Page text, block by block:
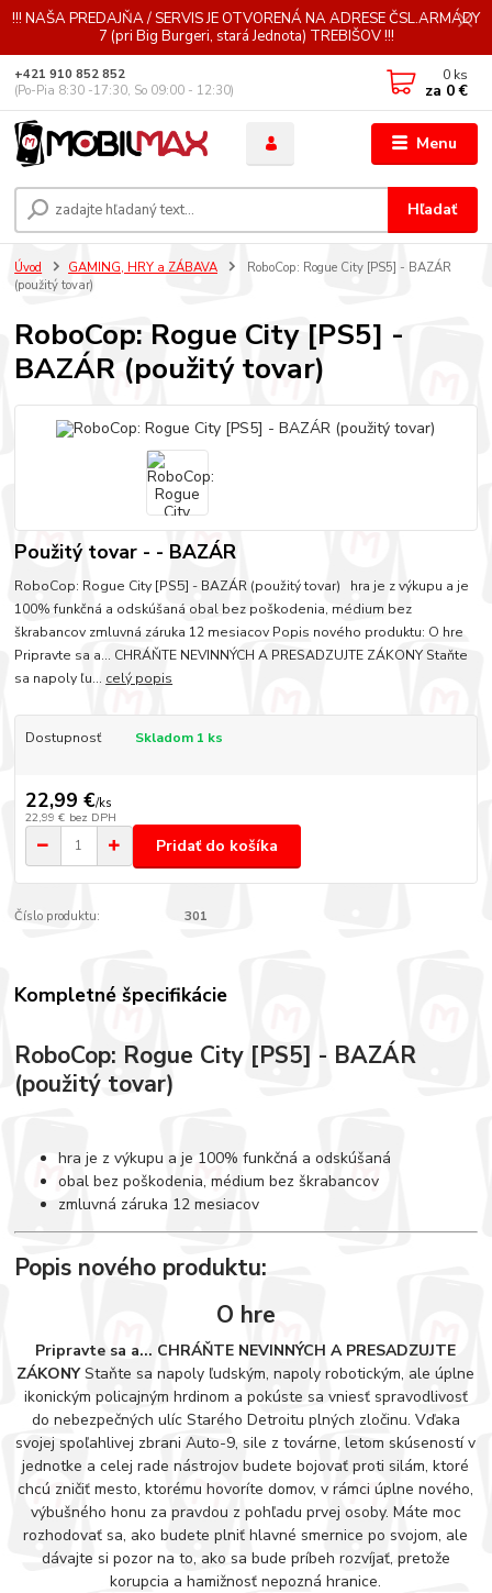
!!! NAŠA PREDAJŇA / SERVIS JE OTVORENÁ NA ADRESE ČSL.ARMÁDY
7 (pri Big Burgeri, stará Jednota) TREBIŠOV !!!
Menu
Hľadať
+421 910 852 852
(Po-Pia 8:30 -17:30, So 09:00 - 12:30)
0 ks
za 0 €
Úvod GAMING, HRY a ZÁBAVA
RoboCop: Rogue City [PS5] - BAZÁR
(použitý tovar)
RoboCop: Rogue City [PS5] -
BAZÁR (použitý tovar)
Použitý tovar - - BAZÁR
RoboCop: Rogue City [PS5] - BAZÁR (použitý tovar) hra je z výkupu a je
100% funkčná a odskúšaná obal bez poškodenia, médium bez
škrabancov zmluvná záruka 12 mesiacov Popis nového produktu: O hre
Pripravte sa a... CHRÁŇTE NEVINNÝCH A PRESADZUJTE ZÁKONY Staňte
sa napoly ľu... celý popis
Dostupnosť Skladom 1 ks
22,99 €/ks
22,99 € bez DPH
Pridať do košíka
Číslo produktu: 301
Kompletné špecifikácie
RoboCop: Rogue City [PS5] - BAZÁR
(použitý tovar)
hra je z výkupu a je 100% funkčná a odskúšaná
obal bez poškodenia, médium bez škrabancov
zmluvná záruka 12 mesiacov
Popis nového produktu:
O hre
Pripravte sa a... CHRÁŇTE NEVINNÝCH A PRESADZUJTE
ZÁKONYStaňte sa napoly ľudským, napoly robotickým, ale úplne
ikonickým policajným hrdinom a pokúste sa vniesť spravodlivosť
do nebezpečných ulíc Starého Detroitu plných zločinu. Vďaka
svojej spoľahlivej zbrani Auto-9, sile z továrne, letom skúseností v
jednotke a celej rade nástrojov budete bojovať proti silám, ktoré
chcú zničiť mesto, ktorému hovoríte domov, v rámci úplne nového,
výbušného honu za pravdou z pohľadu prvej osoby. Máte moc
rozhodovať sa, ako budete plniť hlavné smernice po svojom, ale
dávajte si pozor na to, ako sa bude príbeh rozvíjať, pretože
korupcia a hamižnosť nepozná hranice.